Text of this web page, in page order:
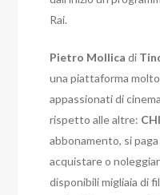
Rai.
Pietro Mollicadi
una piattaforma
appassionati di
rispetto alle altre:
abbonamento, si
acquistare o
disponibili migliaia di